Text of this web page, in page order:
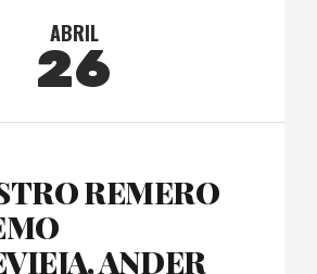
ABRIL
26
REMERO
ANDER